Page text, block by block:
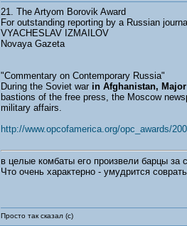
21. The Artyom Borovik Award
For outstanding reporting by a Russian
VYACHESLAV IZMAILOV
Novaya Gazeta
"Commentary on Contemporary Russia"
During the Soviet war in Afghanistan,
bastions of the free press, the Moscow
military affairs.
http://www.opcofamerica.org/opc_awards/
в целые комбаты его произвели барцы за
Что очень характерно - умудрится
Просто так сказал (с)